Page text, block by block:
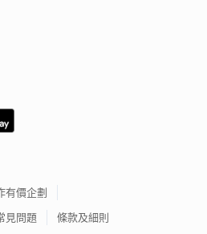
有價企劃
見問題 條款及細則